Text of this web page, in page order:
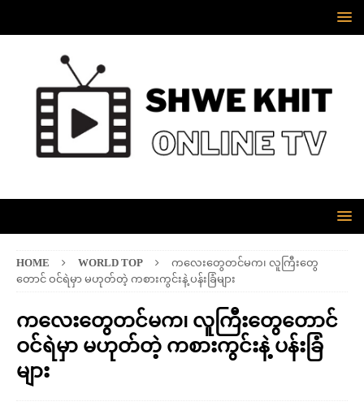
HOME WORLD TOP
ကလေးတွေတင်မက၊ လူကြီးတွေ
တောင် ဝင်ရဲမှာ မဟုတ်တဲ့ ကစားကွင်းနဲ့ ပန်းခြံများ
ကလေးတွေတင်မက၊ လူကြီးတွေတောင်
ဝင်ရဲမှာ မဟုတ်တဲ့ ကစားကွင်းနဲ့ ပန်းခြံ
များ